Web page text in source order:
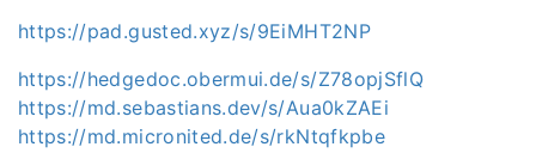
https://pad.gusted.xyz/s/9EiMHT2NP
https://hedgedoc.obermui.de/s/Z78opjSflQ
https://md.sebastians.dev/s/Aua0kZAEi
https://md.micronited.de/s/rkNtqfkpbe